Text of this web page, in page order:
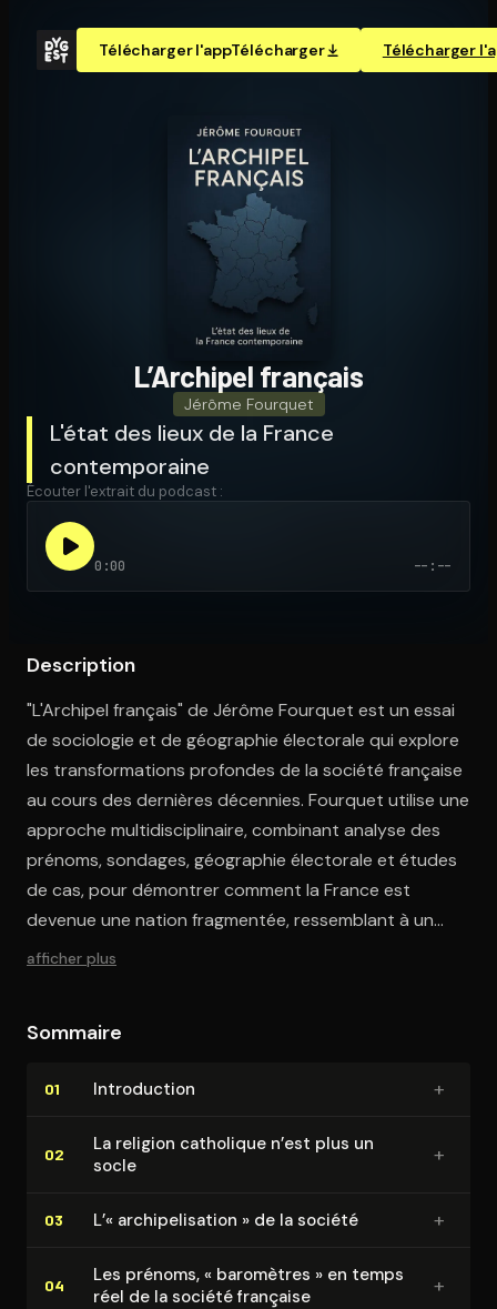
Télécharger l'appTélécharger Télécharger
Ouvre l'app Appareil photo, pointe sur le code. C'est gratuit à
L’Archipel français
Jérôme Fourquet
L'état des lieux de la France
contemporaine
Écouter l'extrait du podcast :
0:00 --:--
Description
"L'Archipel français" de Jérôme Fourquet est un essai
de sociologie et de géographie électorale qui explore
les transformations profondes de la société française
au cours des dernières décennies. Fourquet utilise une
approche multidisciplinaire, combinant analyse des
prénoms, sondages, géographie électorale et études
de cas, pour démontrer comment la France est
devenue une nation fragmentée, ressemblant à un
archipel d'îles culturelles et sociales s'ignorant
mondialisation, les changements démographiques, la
afficher plus
Sommaire
01 In­tro­duc­tion +
02
La religion catholique n’est plus un
socle
+
03 L’« ar­chi­pe­li­sa­tion » de la société +
04
Les prénoms, « baromètres » en temps
réel de la société française
+